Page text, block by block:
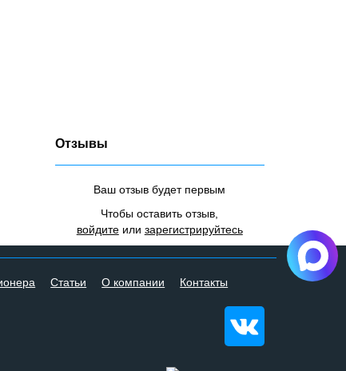
Отзывы
Ваш отзыв будет первым
Чтобы оставить отзыв,
войдитеили зарегистрируйтесь
Статьи О компании Контакты